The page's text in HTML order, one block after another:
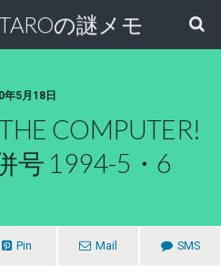
の謎メモ
年5月18日
COMPUTER!
号 1994-5・6
Pin Mail SMS